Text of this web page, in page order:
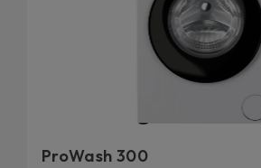
ProWash 300